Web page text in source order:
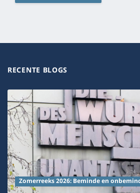
RECENTE BLOGS
Zomerreeks 2026: Beminde en